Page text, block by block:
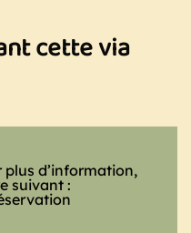
cette via
plus d’information,
suivant :